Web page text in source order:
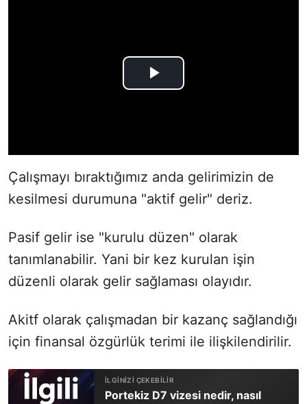
Çalışmayı bıraktığımız anda gelirimizin de
kesilmesi durumuna "aktif gelir" deriz.
Pasif gelir ise "kurulu düzen" olarak
tanımlanabilir. Yani bir kez kurulan işin
düzenli olarak gelir sağlaması olayıdır.
Akitf olarak çalışmadan bir kazanç sağlandığı
için finansal özgürlük terimi ile ilişkilendirilir.
Portekiz D7 vizesi nedir, nasıl